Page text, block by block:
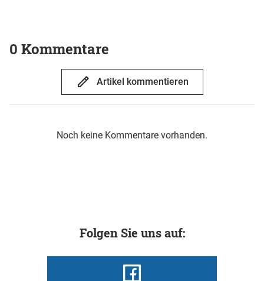
0 Kommentare
Artikel kommentieren
Noch keine Kommentare vorhanden.
Folgen Sie uns auf: